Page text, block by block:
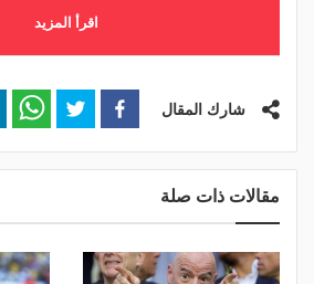
اقرأ المزيد
شارك المقال
مقالات ذات صلة